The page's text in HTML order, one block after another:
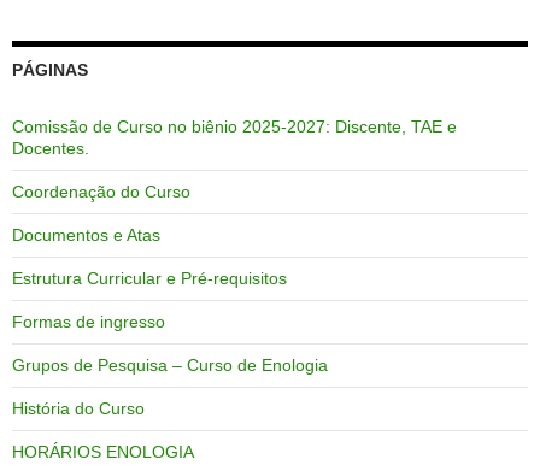
PÁGINAS
Comissão de Curso no biênio 2025-2027: Discente, TAE e
Docentes.
Coordenação do Curso
Documentos e Atas
Estrutura Curricular e Pré-requisitos
Formas de ingresso
Grupos de Pesquisa – Curso de Enologia
História do Curso
HORÁRIOS ENOLOGIA